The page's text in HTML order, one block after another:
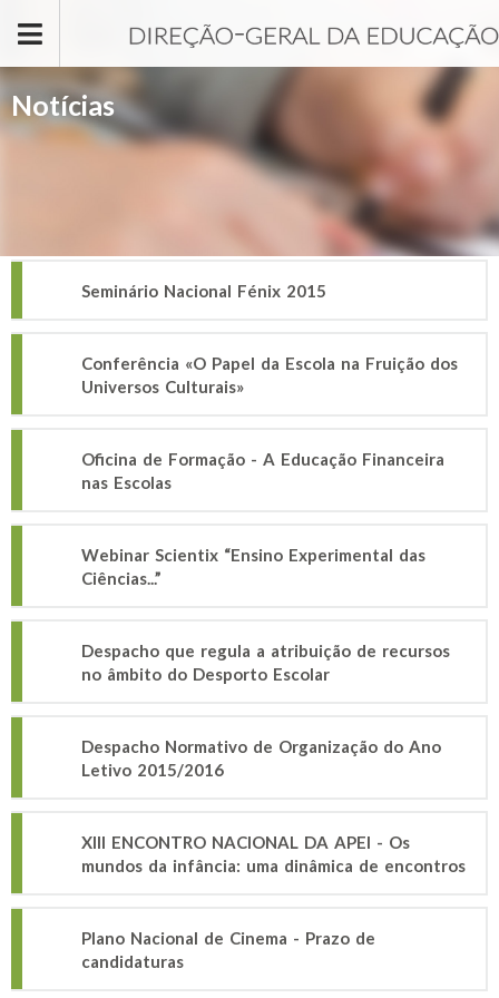
Notícias
Seminário Nacional Fénix 2015
Conferência «O Papel da Escola na Fruição dos
Universos Culturais»
Oficina de Formação - A Educação Financeira
nas Escolas
Webinar Scientix “Ensino Experimental das
Ciências...”
Despacho que regula a atribuição de recursos
no âmbito do Desporto Escolar
Despacho Normativo de Organização do Ano
Letivo 2015/2016
XIII ENCONTRO NACIONAL DA APEI - Os
mundos da infância: uma dinâmica de encontros
Plano Nacional de Cinema - Prazo de
candidaturas